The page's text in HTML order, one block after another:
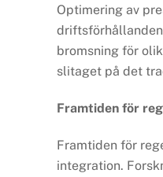
Optimering av
bromsning för
slitaget på det
Framtiden för
Framtiden för
integration.